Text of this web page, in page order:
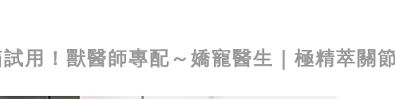
用！獸醫師專配～嬌寵醫生｜極精萃關